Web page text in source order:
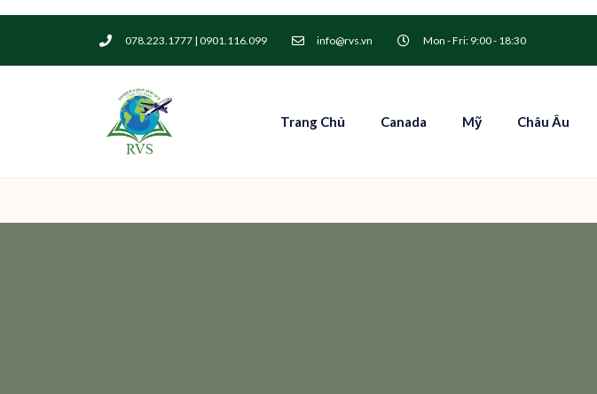
078.223.1777 | 0901.116.099 info@rvs.vn Mon - Fri: 9:00 - 18:30
Trang Chủ Canada Mỹ Châu Âu